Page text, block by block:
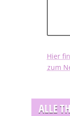
Hier
zum
ALLE